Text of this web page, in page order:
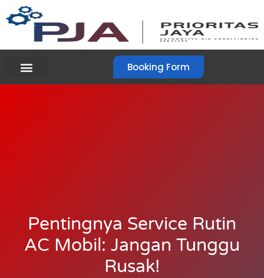
Booking Form
Pentingnya Service Rutin
AC Mobil: Jangan Tunggu
Rusak!